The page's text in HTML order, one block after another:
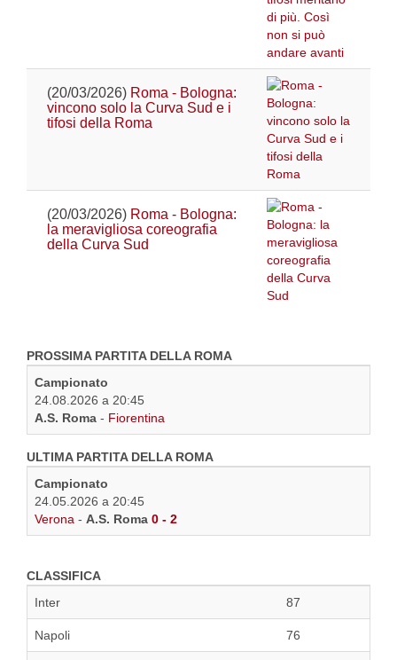
(20/03/2026) Roma - Bologna:
vincono solo la Curva Sud e i
tifosi della Roma
(20/03/2026) Roma - Bologna:
la meravigliosa coreografia
della Curva Sud
PROSSIMA PARTITA DELLA ROMA
Campionato
24.08.2026 a 20:45
A.S. Roma - Fiorentina
ULTIMA PARTITA DELLA ROMA
Campionato
24.05.2026 a 20:45
Verona - A.S. Roma 0 - 2
CLASSIFICA
Inter
87
Napoli 76